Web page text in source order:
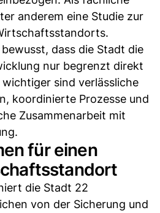
anderem eine Studie zur
dass die Stadt die
nur begrenzt direkt
sind verlässliche
koordinierte Prozesse und
Zusammenarbeit mit
für einen
die Stadt 22
von der Sicherung und